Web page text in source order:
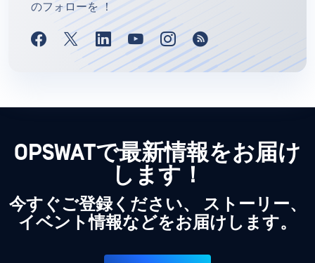
のフォローを ！
OPSWATで最新情報をお届け
します！
今すぐご登録ください、 ストーリー、
イベント情報などをお届けします。